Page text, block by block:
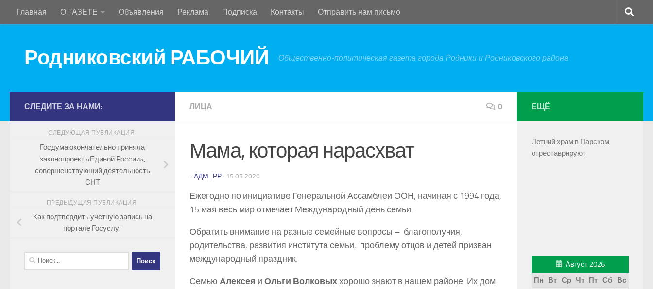
Перейти к содержимому
Главная О ГАЗЕТЕ Объявления Реклама Подписка Контакты Отправить нам письмо
Родниковский РАБОЧИЙ Общественно-политическая газета города Родники и Родниковского района
ЛИЦА 0
Мама, которая нарасхват
- АДМ_РР · 15.05.2020
Ежегодно по инициативе Генеральной Ассамблеи ООН, начиная с 1994 года,
15 мая весь мир отмечает Международный день семьи.
Обратить внимание на разные семейные вопросы – благополучия,
родительства, развития института семьи, проблему отцов и детей призван
международный праздник.
Семью Алексея и Ольги Волковыххорошо знают в нашем районе. Их дом
СЛЕДИТЕ ЗА НАМИ:
СЛЕДУЮЩАЯ ПУБЛИКАЦИЯ
Госдума окончательно приняла
законопроект «Единой России»,
совершенствующий деятельность
СНТ
ПРЕДЫДУЩАЯ ПУБЛИКАЦИЯ
Как подтвердить учетную запись на
портале Госуслуг
Найти:
ЕЩЁ
Летний храм в Парском
отреставрируют
Август 2026
Пн
Вт Ср Чт Пт Сб
Вс